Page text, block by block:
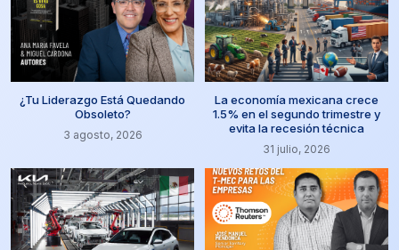
¿Tu Liderazgo Está Quedando
Obsoleto?
3 agosto, 2026
La economía mexicana crece
1.5% en el segundo trimestre y
evita la recesión técnica
31 julio, 2026